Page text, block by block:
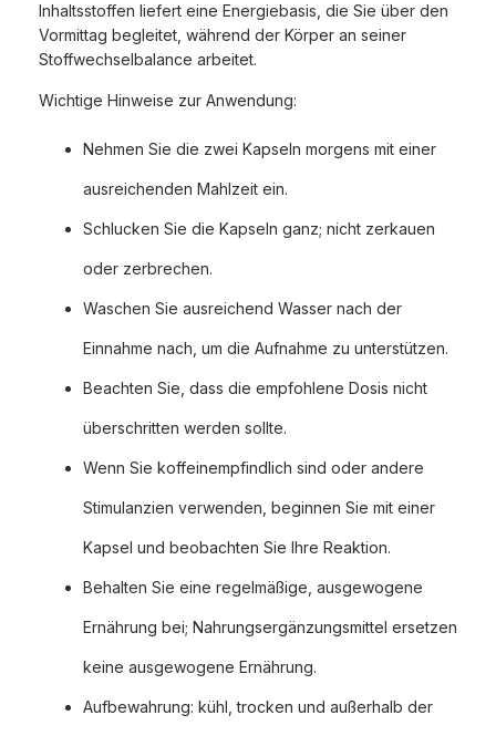
Inhaltsstoffen liefert eine Energiebasis, die Sie über den
Vormittag begleitet, während der Körper an seiner
Stoffwechselbalance arbeitet.
Wichtige Hinweise zur Anwendung:
Nehmen Sie die zwei Kapseln morgens mit einer
ausreichenden Mahlzeit ein.
Schlucken Sie die Kapseln ganz; nicht zerkauen
oder zerbrechen.
Waschen Sie ausreichend Wasser nach der
Einnahme nach, um die Aufnahme zu unterstützen.
Beachten Sie, dass die empfohlene Dosis nicht
überschritten werden sollte.
Wenn Sie koffeinempfindlich sind oder andere
Stimulanzien verwenden, beginnen Sie mit einer
Kapsel und beobachten Sie Ihre Reaktion.
Behalten Sie eine regelmäßige, ausgewogene
Ernährung bei; Nahrungsergänzungsmittel ersetzen
keine ausgewogene Ernährung.
Aufbewahrung: kühl, trocken und außerhalb der